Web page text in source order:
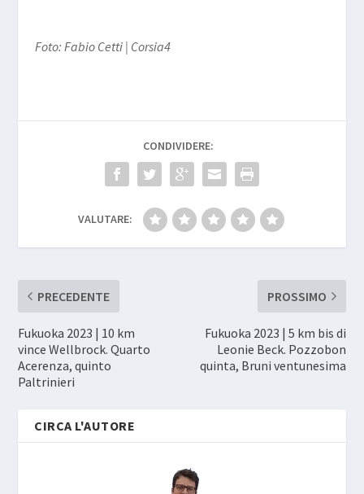
Foto: Fabio Cetti | Corsia4
CONDIVIDERE:
VALUTARE:
PRECEDENTE
Fukuoka 2023 | 10 km
vince Wellbrock. Quarto
Acerenza, quinto
Paltrinieri
PROSSIMO
Fukuoka 2023 | 5 km bis di
Leonie Beck. Pozzobon
quinta, Bruni ventunesima
CIRCA L'AUTORE